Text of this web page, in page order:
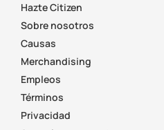
Hazte Citizen
Sobre nosotros
Causas
Merchandising
Empleos
Términos
Privacidad